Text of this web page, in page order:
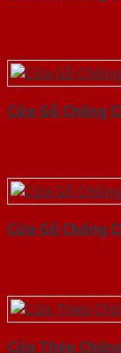
Cửa Gỗ Chống
Cửa Gỗ Chống
Cửa Thép